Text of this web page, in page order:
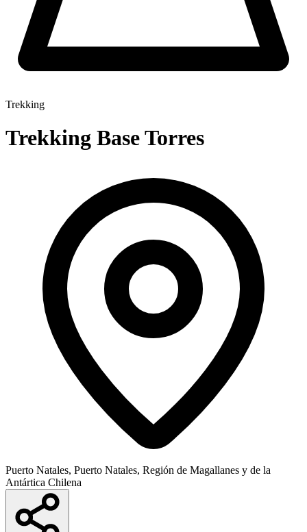
Trekking
Trekking Base Torres
Puerto Natales, Puerto Natales, Región de Magallanes y de la
Antártica Chilena